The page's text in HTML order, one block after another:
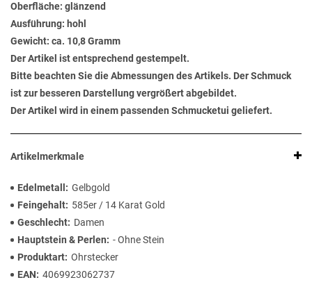
Oberfläche: glänzend
Ausführung: hohl
Gewicht: ca. 10,8 Gramm
Der Artikel ist entsprechend gestempelt.
Bitte beachten Sie die Abmessungen des Artikels. Der Schmuck
ist zur besseren Darstellung vergrößert abgebildet.
Der Artikel wird in einem passenden Schmucketui geliefert.
Artikelmerkmale
Edelmetall
Gelbgold
Feingehalt
585er / 14 Karat Gold
Geschlecht
Damen
Hauptstein & Perlen
- Ohne Stein
Produktart Ohrstecker
EAN
4069923062737